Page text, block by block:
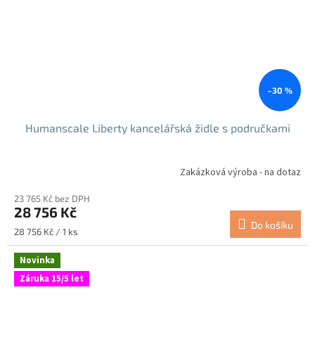
–30 %
Humanscale Liberty kancelářská židle s područkami
Zakázková výroba - na dotaz
23 765 Kč bez DPH
28 756 Kč
Měrná
cena:
28 756 Kč / 1 ks
Do košíku
Novinka
Záruka 15/5 let